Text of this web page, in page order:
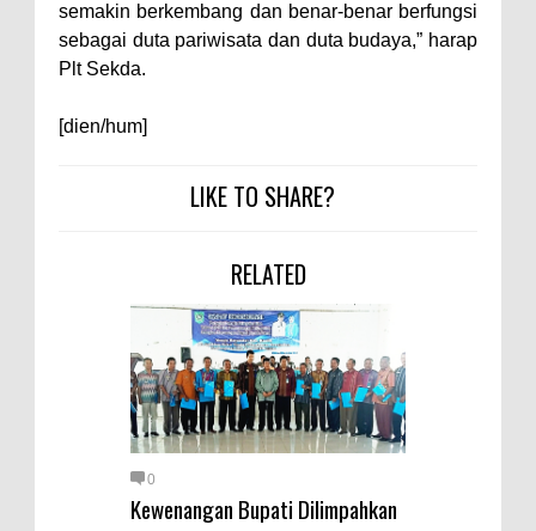
semakin berkembang dan benar-benar berfungsi
sebagai duta pariwisata dan duta budaya,” harap
Plt Sekda.
[dien/hum]
LIKE TO SHARE?
RELATED
0
Kewenangan Bupati Dilimpahkan